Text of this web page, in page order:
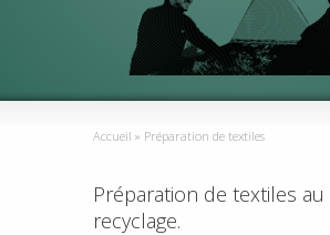
Accueil » Préparation de textiles
Préparation de textiles au
recyclage.